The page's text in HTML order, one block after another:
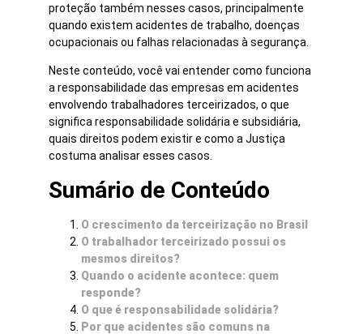
proteção também nesses casos, principalmente
quando existem acidentes de trabalho, doenças
ocupacionais ou falhas relacionadas à segurança.
Neste conteúdo, você vai entender como funciona
a responsabilidade das empresas em acidentes
envolvendo trabalhadores terceirizados, o que
significa responsabilidade solidária e subsidiária,
quais direitos podem existir e como a Justiça
costuma analisar esses casos.
Sumário de Conteúdo
O crescimento da terceirização no Brasil
O trabalhador terceirizado possui os
mesmos direitos?
Quando o acidente acontece: quem
responde?
O que é responsabilidade solidária?
Por que acidentes são comuns na